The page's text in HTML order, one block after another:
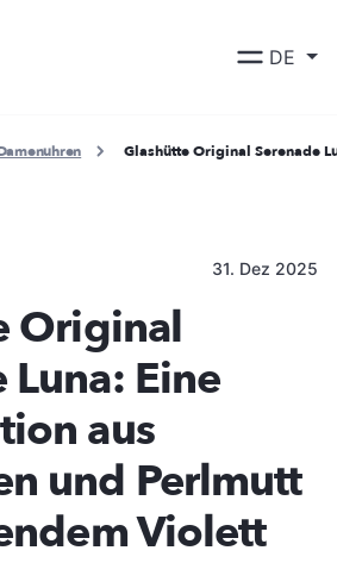
DE
Glashütte Original Serenade
31. Dez 2025
Original
Luna: Eine
aus
und Perlmutt
Violett